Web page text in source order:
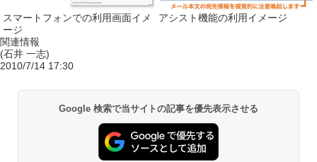
スマートフォンでの利用画面イメ
ージ
アシスト機能の利用イメージ
関連情報
(石井 一志)
2010/7/14 17:30
Google 検索で当サイトの記事を優先表示させる